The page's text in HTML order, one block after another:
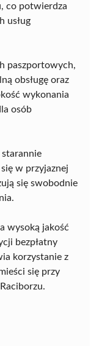
co potwierdza
usług
paszportowych,
obsługę oraz
wykonania
osób
w przyjaznej
się swobodnie
wysoką jakość
bezpłatny
korzystanie z
się przy